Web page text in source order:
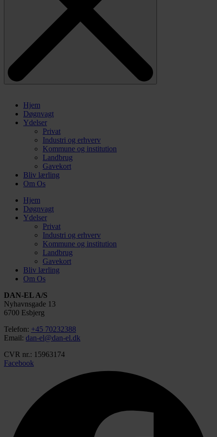
Hjem
Døgnvagt
Ydelser
Privat
Industri og erhverv
Kommune og institution
Landbrug
Gavekort
Bliv lærling
Om Os
Hjem
Døgnvagt
Ydelser
Privat
Industri og erhverv
Kommune og institution
Landbrug
Gavekort
Bliv lærling
Om Os
DAN-EL A/S
Nyhavnsgade 13
6700 Esbjerg
Telefon: +45 70232388
Email: dan-el@dan-el.dk
CVR nr.: 15963174
Facebook